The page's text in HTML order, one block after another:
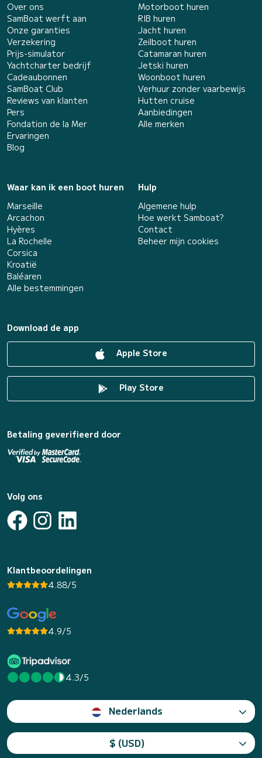
Over ons
SamBoat werft aan
Onze garanties
Verzekering
Prijs-simulator
Yachtcharter bedrijf
Cadeaubonnen
SamBoat Club
Reviews van klanten
Pers
Fondation de la Mer
Ervaringen
Blog
Motorboot huren
RIB huren
Jacht huren
Zeilboot huren
Catamaran huren
Jetski huren
Woonboot huren
Verhuur zonder vaarbewijs
Hutten cruise
Aanbiedingen
Alle merken
Waar kan ik een boot huren
Marseille
Arcachon
Hyères
La Rochelle
Corsica
Kroatië
Baléaren
Alle bestemmingen
Hulp
Algemene hulp
Hoe werkt Samboat?
Contact
Beheer mijn cookies
Download de app
Apple Store
Play Store
Betaling geverifieerd door
Volg ons
Klantbeoordelingen
4.88/5
4.9/5
4.3/5
Nederlands
$ (USD)